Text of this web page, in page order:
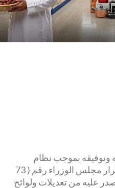
وتوفيقه بموجب نظام
الجمعيات التعاونية الصادر بقرار مجلس الوزراء رقم ( 73
) وما يصدر عليه من تعديلات ولوائح